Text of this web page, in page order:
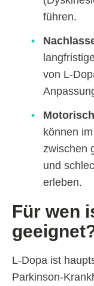
führen.
von L-
können
zwischen
und
erleben.
Für wen
L-Dopa ist
Parkinson-